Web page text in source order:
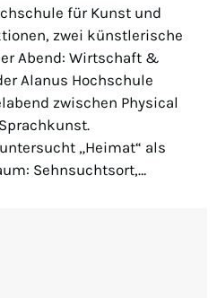
für Kunst und
zwei künstlerische
Abend: Wirtschaft &
Alanus Hochschule
zwischen Physical
„Heimat“ als
Sehnsuchtsort,…